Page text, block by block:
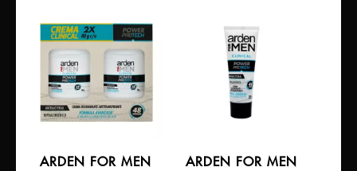
ARDEN FOR MEN
ARDEN FOR MEN